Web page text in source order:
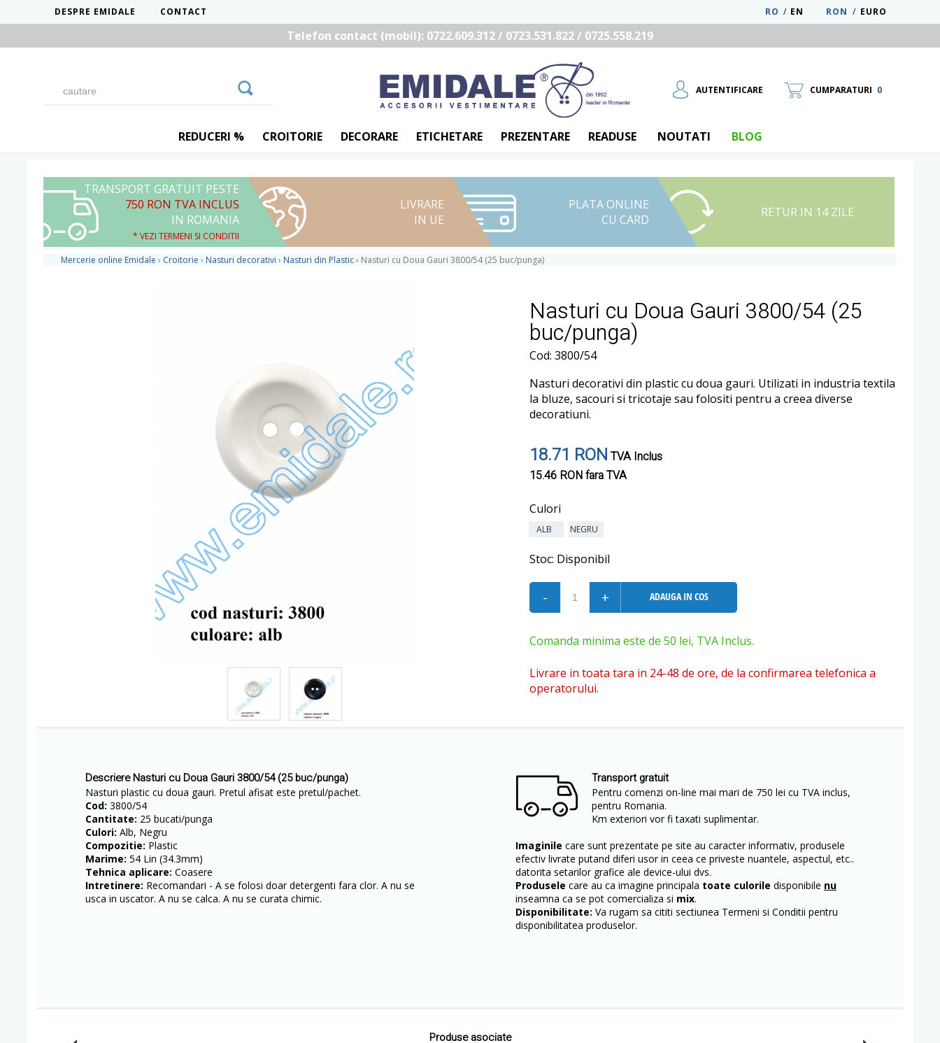
DESPRE EMIDALE CONTACT RON / EURO
EN
/
RO
Telefon contact (mobil): 0722.609.312 / 0723.531.822 / 0725.558.219
AUTENTIFICARE
UTILIZATOR NOU
RECUPEREAZA PAROLA
CUMPARATURI 0
REDUCERI % CROITORIE DECORARE ETICHETARE PREZENTARE READUSE NOUTATI BLOG
TRANSPORT GRATUIT PESTE
750 RON TVA INCLUS
IN ROMANIA
* VEZI TERMENI SI CONDITII
LIVRARE
IN UE
PLATA ONLINE
CU CARD
RETUR IN 14 ZILE
Mercerie online Emidale › Croitorie › Nasturi decorativi › Nasturi din Plastic› Nasturi cu Doua Gauri 3800/54 (25 buc/punga)
Nasturi cu Doua Gauri 3800/54 (25
buc/punga)
Cod: 3800/54
Nasturi decorativi din plastic cu doua gauri. Utilizati in industria textila
la bluze, sacouri si tricotaje sau folositi pentru a creea diverse
decoratiuni.
18.71 RON TVA Inclus
15.46 RONfara TVA
Culori
ALB NEGRU
Stoc: Disponibil
- + ADAUGA IN COS
Comanda minima este de 50 lei, TVA Inclus.
Livrare in toata tara in 24-48 de ore, de la confirmarea telefonica a
operatorului.
Descriere Nasturi cu Doua Gauri 3800/54 (25 buc/punga)
Nasturi plastic cu doua gauri. Pretul afisat este pretul/pachet.
Cod: 3800/54
Cantitate: 25 bucati/punga
Culori: Alb, Negru
Compozitie: Plastic
Marime: 54 Lin (34.3mm)
Tehnica aplicare: Coasere
Intretinere: Recomandari - A se folosi doar detergenti fara clor. A nu se
usca in uscator. A nu se calca. A nu se curata chimic.
Transport gratuit
Pentru comenzi on-line mai mari de 750 lei cu TVA inclus,
pentru Romania.
Km exteriori vor fi taxati suplimentar.
Imaginile care sunt prezentate pe site au caracter informativ, produsele
efectiv livrate putand diferi usor in ceea ce priveste nuantele, aspectul, etc..
datorita setarilor grafice ale device-ului dvs.
Produsele care au ca imagine principala toate culorile disponibile nu
inseamna ca se pot comercializa si mix.
Disponibilitate: Va rugam sa cititi sectiunea Termeni si Conditii pentru
disponibilitatea produselor.
Produse asociate